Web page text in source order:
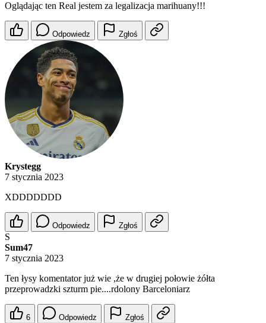
Oglądając ten Real jestem za legalizacja marihuany!!!
Odpowiedz Zgłoś
Krystegg
7 stycznia 2023
XDDDDDDD
Odpowiedz Zgłoś
S
Sum47
7 stycznia 2023
Ten łysy komentator już wie ,że w drugiej połowie żółta
przeprowadzki szturm pie....rdolony Barceloniarz
6 Odpowiedz Zgłoś